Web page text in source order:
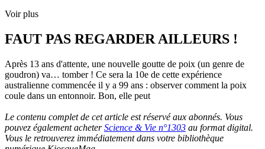
Voir plus
FAUT PAS REGARDER AILLEURS !
Après 13 ans d'attente, une nouvelle goutte de poix (un genre de
goudron) va… tomber ! Ce sera la 10e de cette expérience
australienne commencée il y a 99 ans : observer comment la poix
coule dans un entonnoir. Bon, elle peut
Le contenu complet de cet article est réservé aux abonnés. Vous
pouvez également acheterScience & Vie n°1303 au format digital.
Vous le retrouverez immédiatement dans votre bibliothèque